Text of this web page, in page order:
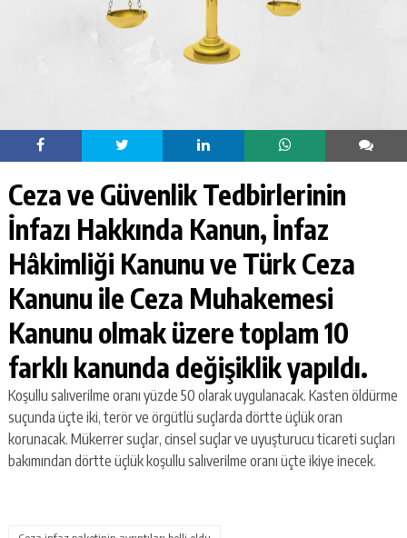
Ceza ve Güvenlik Tedbirlerinin
İnfazı Hakkında Kanun, İnfaz
Hâkimliği Kanunu ve Türk Ceza
Kanunu ile Ceza Muhakemesi
Kanunu olmak üzere toplam 10
farklı kanunda değişiklik yapıldı.
Koşullu salıverilme oranı yüzde 50 olarak uygulanacak. Kasten öldürme
suçunda üçte iki, terör ve örgütlü suçlarda dörtte üçlük oran
korunacak. Mükerrer suçlar, cinsel suçlar ve uyuşturucu ticareti suçları
bakımından dörtte üçlük koşullu salıverilme oranı üçte ikiye inecek.